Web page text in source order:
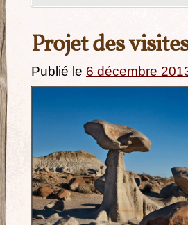
Projet des
Publié le 6 décembre